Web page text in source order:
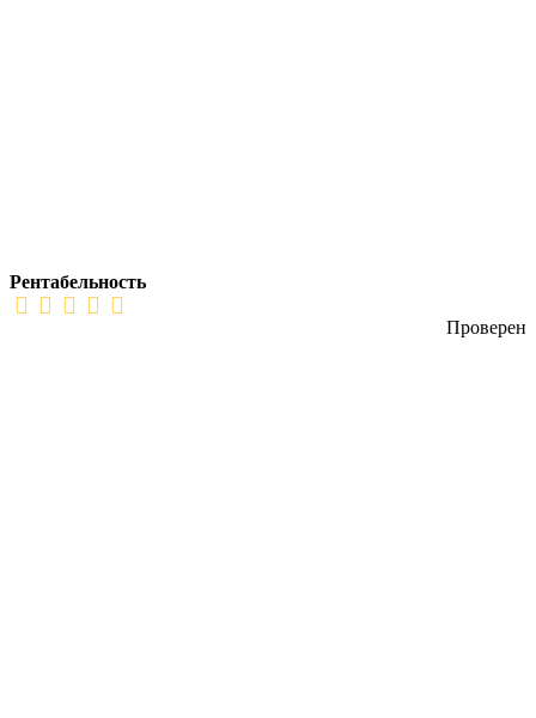
Рентабельность
Проверен